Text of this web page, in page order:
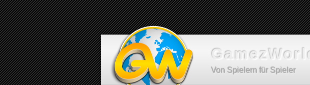
Von Spielern für Spieler